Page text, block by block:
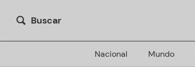
Buscar
Nacional Mundo